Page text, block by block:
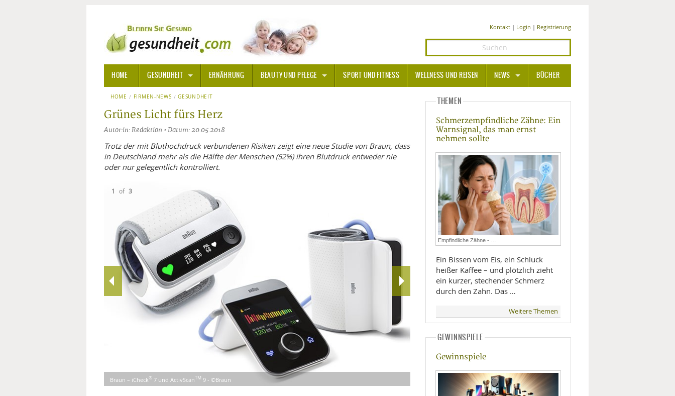
Kontakt| Login | Registrierung
HOME GESUNDHEIT
ALLGEMEINE INFORMATIONEN
ALTERNATIVE HEILWEISENAROMA THERAPIE
BACHBLÜTEN
EDELSTEINE - HEILSTEINE
HOMÖOPATHIE
KALIFORNISCHE BLÜTEN
NATURHEILKUNDE
ALTERNATIVE MEDIZIN
ARZNEI- UND HEILMITTEL
KRANKHEITEN VON A-ZANGST
MEDIZINISCHE FACHBEGRIFFE
MUND UND ZÄHNE
PRÄVENTION UND ALTER
SYMPTOME UND DIAGNOSE
VITAMINE UND MINERALSTOFFE
WISSENSCHAFT UND FORSCHUNG
ERNÄHRUNG BEAUTY UND PFLEGE SPORT UND FITNESS WELLNESS UND REISEN NEWS
MEDIZIN UND PHARMA
BEAUTY UND PFLEGE
SPORT UND FITNESS
WELLNESS UND REISEN
LIFESTYLE
MOBILITÄT
BÜCHER
HOME FIRMEN-NEWS GESUNDHEIT
Grünes Licht fürs Herz
Autor:in: Redaktion • Datum: 20.05.2018
Trotz der mit Bluthochdruck verbundenen Risiken zeigt eine neue Studie von Braun, dass
in Deutschland mehr als die Hälfte der Menschen (52%) ihren Blutdruck entweder nie
oder nur gelegentlich kontrolliert.
Braun – iCheck® 7 und ActivScanTM 9 - ©Braun 7 - ©Braun
TM9 - ©Braun
1 of 3
THEMEN
Schmerzempfindliche Zähne: Ein
Warnsignal, das man ernst
nehmen sollte
Empfindliche Zähne - …
Ein Bissen vom Eis, ein Schluck
heißer Kaffee – und plötzlich zieht
ein kurzer, stechender Schmerz
durch den Zahn. Das …
Weitere Themen
GEWINNSPIELE
Gewinnspiele